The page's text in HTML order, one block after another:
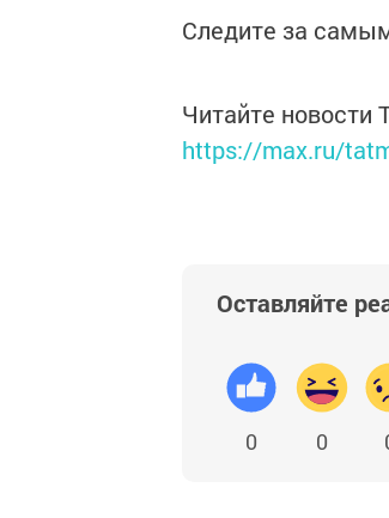
Следите за
Читайте новости
https://max.ru/
Оставляйте
0 0